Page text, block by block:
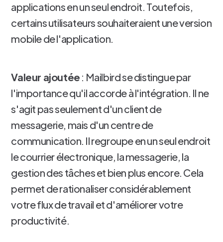
applications en un seul endroit. Toutefois,
certains utilisateurs souhaiteraient une version
mobile de l'application.
Valeur ajoutée : Mailbird se distingue par
l'importance qu'il accorde à l'intégration. Il ne
s'agit pas seulement d'un client de
messagerie, mais d'un centre de
communication. Il regroupe en un seul endroit
le courrier électronique, la messagerie, la
gestion des tâches et bien plus encore. Cela
permet de rationaliser considérablement
votre flux de travail et d'améliorer votre
productivité.